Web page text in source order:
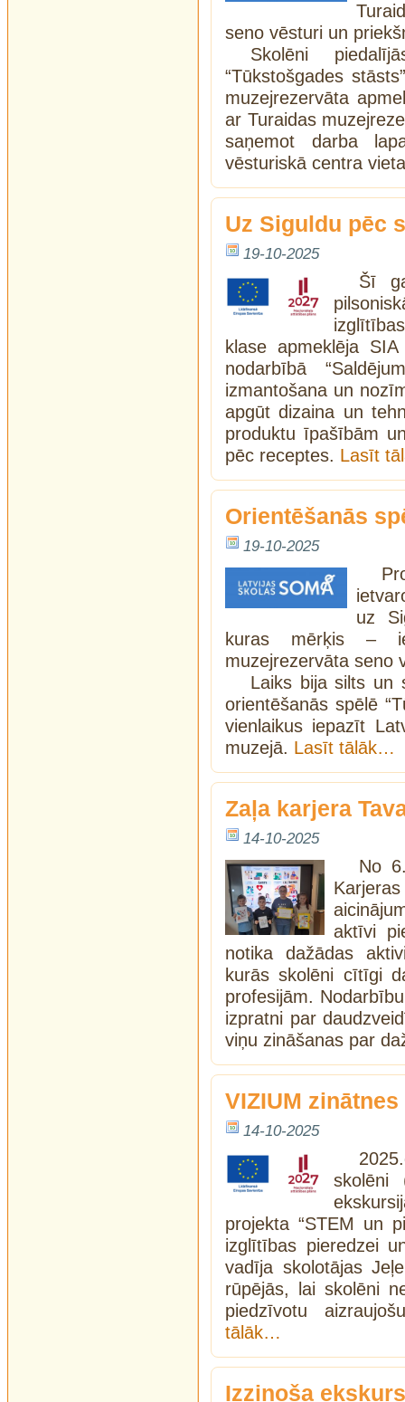
seno vēsturi un
Skolēni
“Tūkstošgades
muzejrezervāta
ar Turaidas
saņemot darba
vēsturiskā centra
Uz Siguldu pēc
19-10-2025
Šī
klase apmeklēja
nodarbībā
izmantošana un
apgūt dizaina un
produktu īpašībām
pēc receptes. Lasīt
Orientēšanās
19-10-2025
uz
kuras mērķis –
muzejrezervāta seno
Laiks bija silts un
orientēšanās spēlē
vienlaikus iepazīt
muzejā. Lasīt tālāk…
Zaļa karjera
14-10-2025
No
aktīvi
notika dažādas
kurās skolēni cītīgi
profesijām.
izpratni par
viņu zināšanas par
VIZIUM
14-10-2025
skolēni
projekta “STEM un
izglītības pieredzei
vadīja skolotājas
rūpējās, lai skolēni
piedzīvotu
tālāk…
Izzinoša